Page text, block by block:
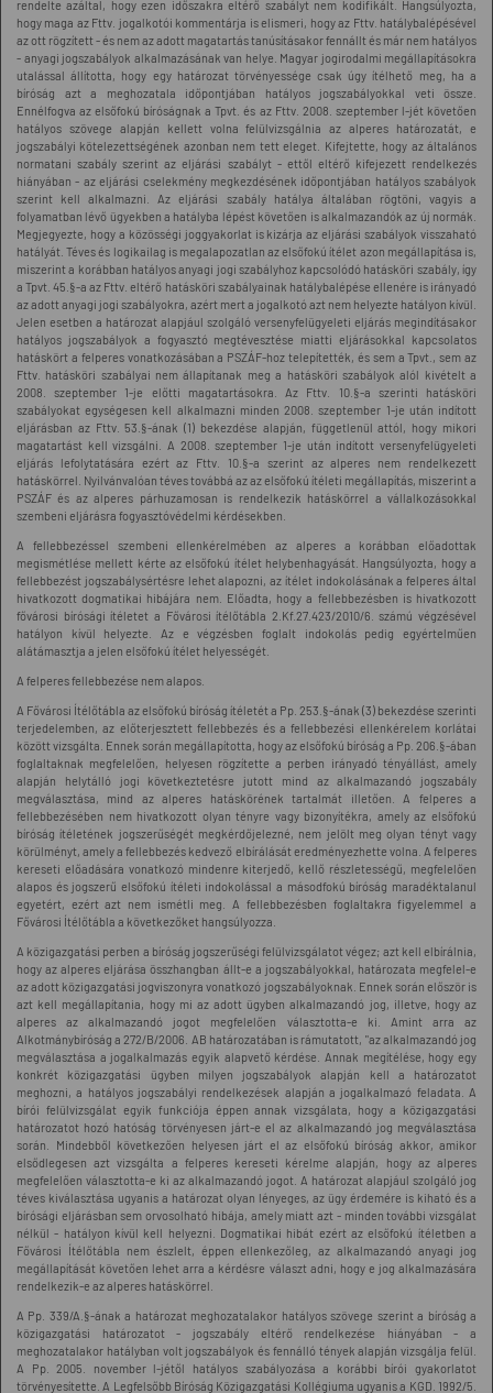
rendelte azáltal, hogy ezen időszakra eltérő szabályt nem kodifikált. Hangsúlyozta,
hogy maga az Fttv. jogalkotói kommentárja is elismeri, hogy az Fttv. hatálybalépésével
az ott rögzített - és nem az adott magatartás tanúsításakor fennállt és már nem hatályos
- anyagi jogszabályok alkalmazásának van helye. Magyar jogirodalmi megállapításokra
utalással állította, hogy egy határozat törvényessége csak úgy ítélhető meg, ha a
bíróság azt a meghozatala időpontjában hatályos jogszabályokkal veti össze.
Ennélfogva az elsőfokú bíróságnak a Tpvt. és az Fttv. 2008. szeptember l-jét követően
hatályos szövege alapján kellett volna felülvizsgálnia az alperes határozatát, e
jogszabályi kötelezettségének azonban nem tett eleget. Kifejtette, hogy az általános
normatani szabály szerint az eljárási szabályt - ettől eltérő kifejezett rendelkezés
hiányában - az eljárási cselekmény megkezdésének időpontjában hatályos szabályok
szerint kell alkalmazni. Az eljárási szabály hatálya általában rögtöni, vagyis a
folyamatban lévő ügyekben a hatályba lépést követően is alkalmazandók az új normák.
Megjegyezte, hogy a közösségi joggyakorlat is kizárja az eljárási szabályok visszaható
hatályát. Téves és logikailag is megalapozatlan az elsőfokú ítélet azon megállapítása is,
miszerint a korábban hatályos anyagi jogi szabályhoz kapcsolódó hatásköri szabály, így
a Tpvt. 45.§-a az Fttv. eltérő hatásköri szabályainak hatálybalépése ellenére is irányadó
az adott anyagi jogi szabályokra, azért mert a jogalkotó azt nem helyezte hatályon kívül.
Jelen esetben a határozat alapjául szolgáló versenyfelügyeleti eljárás megindításakor
hatályos jogszabályok a fogyasztó megtévesztése miatti eljárásokkal kapcsolatos
hatáskört a felperes vonatkozásában a PSZÁF-hoz telepítették, és sem a Tpvt., sem az
Fttv. hatásköri szabályai nem állapítanak meg a hatásköri szabályok alól kivételt a
2008. szeptember 1-je előtti magatartásokra. Az Fttv. 10.§-a szerinti hatásköri
szabályokat egységesen kell alkalmazni minden 2008. szeptember 1-je után indított
eljárásban az Fttv. 53.§-ának (1) bekezdése alapján, függetlenül attól, hogy mikori
magatartást kell vizsgálni. A 2008. szeptember 1-je után indított versenyfelügyeleti
eljárás lefolytatására ezért az Fttv. 10.§-a szerint az alperes nem rendelkezett
hatáskörrel. Nyilvánvalóan téves továbbá az az elsőfokú ítéleti megállapítás, miszerint a
PSZÁF és az alperes párhuzamosan is rendelkezik hatáskörrel a vállalkozásokkal
szembeni eljárásra fogyasztóvédelmi kérdésekben.
A fellebbezéssel szembeni ellenkérelmében az alperes a korábban előadottak
megismétlése mellett kérte az elsőfokú ítélet helybenhagyását. Hangsúlyozta, hogy a
fellebbezést jogszabálysértésre lehet alapozni, az ítélet indokolásának a felperes által
hivatkozott dogmatikai hibájára nem. Előadta, hogy a fellebbezésben is hivatkozott
fővárosi bírósági ítéletet a Fővárosi ítélőtábla 2.Kf.27.423/2010/6. számú végzésével
hatályon kívül helyezte. Az e végzésben foglalt indokolás pedig egyértelműen
alátámasztja a jelen elsőfokú ítélet helyességét.
A felperes fellebbezése nem alapos.
A Fővárosi Ítélőtábla az elsőfokú bíróság ítéletét a Pp. 253.§-ának (3) bekezdése szerinti
terjedelemben, az előterjesztett fellebbezés és a fellebbezési ellenkérelem korlátai
között vizsgálta. Ennek során megállapította, hogy az elsőfokú bíróság a Pp. 206.§-ában
foglaltaknak megfelelően, helyesen rögzítette a perben irányadó tényállást, amely
alapján helytálló jogi következtetésre jutott mind az alkalmazandó jogszabály
megválasztása, mind az alperes hatáskörének tartalmát illetően. A felperes a
fellebbezésében nem hivatkozott olyan tényre vagy bizonyítékra, amely az elsőfokú
bíróság ítéletének jogszerűségét megkérdőjelezné, nem jelölt meg olyan tényt vagy
körülményt, amely a fellebbezés kedvező elbírálását eredményezhette volna. A felperes
kereseti előadására vonatkozó mindenre kiterjedő, kellő részletességű, megfelelően
alapos és jogszerű elsőfokú ítéleti indokolással a másodfokú bíróság maradéktalanul
egyetért, ezért azt nem ismétli meg. A fellebbezésben foglaltakra figyelemmel a
Fővárosi Ítélőtábla a következőket hangsúlyozza.
A közigazgatási perben a bíróság jogszerűségi felülvizsgálatot végez; azt kell elbírálnia,
hogy az alperes eljárása összhangban állt-e a jogszabályokkal, határozata megfelel-e
az adott közigazgatási jogviszonyra vonatkozó jogszabályoknak. Ennek során először is
azt kell megállapítania, hogy mi az adott ügyben alkalmazandó jog, illetve, hogy az
alperes az alkalmazandó jogot megfelelően választotta-e ki. Amint arra az
Alkotmánybíróság a 272/B/2006. AB határozatában is rámutatott, "az alkalmazandó jog
megválasztása a jogalkalmazás egyik alapvető kérdése. Annak megítélése, hogy egy
konkrét közigazgatási ügyben milyen jogszabályok alapján kell a határozatot
meghozni, a hatályos jogszabályi rendelkezések alapján a jogalkalmazó feladata. A
bírói felülvizsgálat egyik funkciója éppen annak vizsgálata, hogy a közigazgatási
határozatot hozó hatóság törvényesen járt-e el az alkalmazandó jog megválasztása
során. Mindebből következően helyesen járt el az elsőfokú bíróság akkor, amikor
elsődlegesen azt vizsgálta a felperes kereseti kérelme alapján, hogy az alperes
megfelelően választotta-e ki az alkalmazandó jogot. A határozat alapjául szolgáló jog
téves kiválasztása ugyanis a határozat olyan lényeges, az ügy érdemére is kiható és a
bírósági eljárásban sem orvosolható hibája, amely miatt azt - minden további vizsgálat
nélkül - hatályon kívül kell helyezni. Dogmatikai hibát ezért az elsőfokú ítéletben a
Fővárosi Ítélőtábla nem észlelt, éppen ellenkezőleg, az alkalmazandó anyagi jog
megállapítását követően lehet arra a kérdésre választ adni, hogy e jog alkalmazására
rendelkezik-e az alperes hatáskörrel.
A Pp. 339/A.§-ának a határozat meghozatalakor hatályos szövege szerint a bíróság a
közigazgatási határozatot - jogszabály eltérő rendelkezése hiányában - a
meghozatalakor hatályban volt jogszabályok és fennálló tények alapján vizsgálja felül.
A Pp. 2005. november l-jétől hatályos szabályozása a korábbi bírói gyakorlatot
törvényesítette. A Legfelsőbb Bíróság Közigazgatási Kollégiuma ugyanis a KGD. 1992/5.